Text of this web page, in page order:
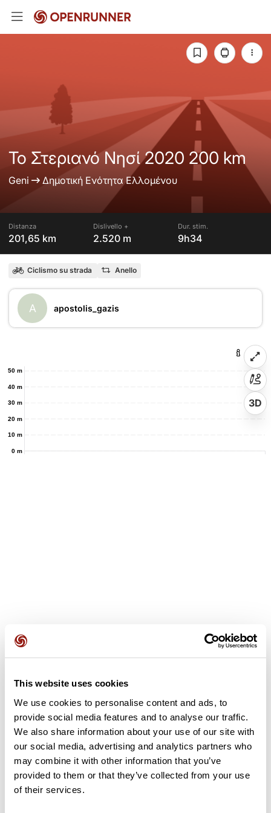
This website uses cookies
We use cookies to personalise content and ads, to
provide social media features and to analyse our traffic.
We also share information about your use of our site with
our social media, advertising and analytics partners who
may combine it with other information that you’ve
provided to them or that they’ve collected from your use
of their services.
Το Στεριανό Νησί 2020 200 km
Geni Δημοτική Ενότητα Ελλομένου
Distanza
201,65 km
Dislivello +
2.520 m
Dur. stim.
9h34
Ciclismo su strada Anello
A apostolis_gazis
0 m
10 m
20 m
30 m
40 m
50 m
3D
Recensioni degli utenti
Questo percorso non contiene ancora alcuna recensione.
L'hai già effettuato? Sii il primo a inviare una recensione!
Aggiungi una recensione